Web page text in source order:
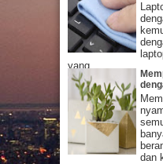
yang...
dan